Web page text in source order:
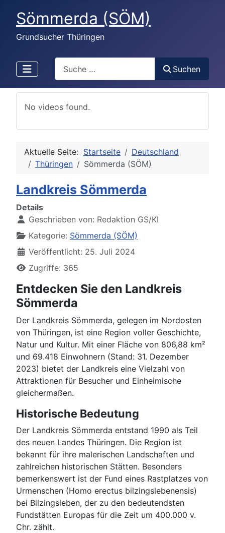
Sömmerda (SÖM)
Grundsucher Thüringen
Suchen
No videos found.
Aktuelle Seite: Startseite
Deutschland
Thüringen
Sömmerda (SÖM)
Landkreis Sömmerda
Details
Geschrieben von: Redaktion GS/KI
Kategorie: Sömmerda (SÖM)
Veröffentlicht: 25. Juli 2024
Zugriffe: 365
Entdecken Sie den Landkreis
Sömmerda
Der Landkreis Sömmerda, gelegen im Nordosten
von Thüringen, ist eine Region voller Geschichte,
Natur und Kultur. Mit einer Fläche von 806,88 km²
und 69.418 Einwohnern (Stand: 31. Dezember
2023) bietet der Landkreis eine Vielzahl von
Attraktionen für Besucher und Einheimische
gleichermaßen.
Historische Bedeutung
Der Landkreis Sömmerda entstand 1990 als Teil
des neuen Landes Thüringen. Die Region ist
bekannt für ihre malerischen Landschaften und
zahlreichen historischen Stätten. Besonders
bemerkenswert ist der Fund eines Rastplatzes von
Urmenschen (Homo erectus bilzingslebenensis)
bei Bilzingsleben, der zu den bedeutendsten
Fundstätten Europas für die Zeit um 400.000 v.
Chr. zählt.